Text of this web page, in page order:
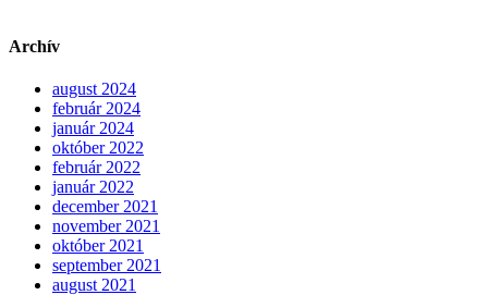
Archív
august 2024
február 2024
január 2024
október 2022
február 2022
január 2022
december 2021
november 2021
október 2021
september 2021
august 2021